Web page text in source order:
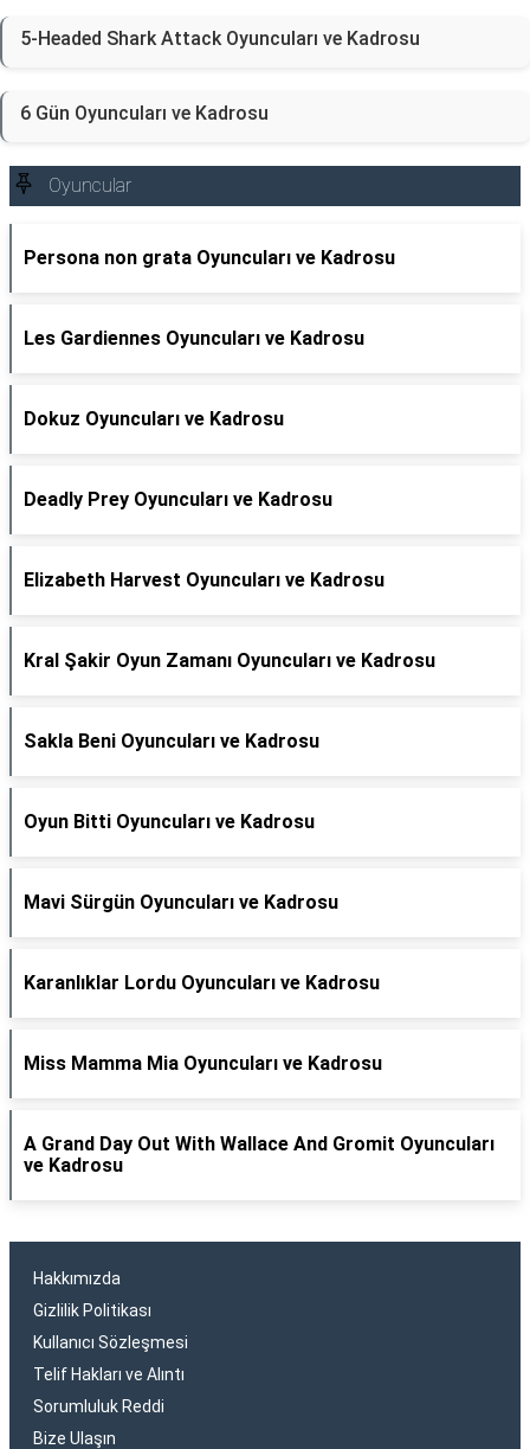
5-Headed Shark Attack Oyuncuları ve Kadrosu
6 Gün Oyuncuları ve Kadrosu
Oyuncular
Persona non grata Oyuncuları ve Kadrosu
Les Gardiennes Oyuncuları ve Kadrosu
Dokuz Oyuncuları ve Kadrosu
Deadly Prey Oyuncuları ve Kadrosu
Elizabeth Harvest Oyuncuları ve Kadrosu
Kral Şakir Oyun Zamanı Oyuncuları ve Kadrosu
Sakla Beni Oyuncuları ve Kadrosu
Oyun Bitti Oyuncuları ve Kadrosu
Mavi Sürgün Oyuncuları ve Kadrosu
Karanlıklar Lordu Oyuncuları ve Kadrosu
Miss Mamma Mia Oyuncuları ve Kadrosu
A Grand Day Out With Wallace And Gromit Oyuncuları
ve Kadrosu
Hakkımızda
Gizlilik Politikası
Kullanıcı Sözleşmesi
Telif Hakları ve Alıntı
Sorumluluk Reddi
Bize Ulaşın